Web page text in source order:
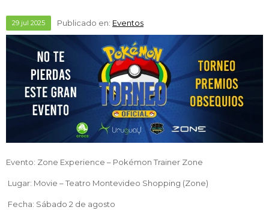
29 jul 2025 Publicado en: Eventos
Evento: Zone Experience – Pokémon Trainer Zone
Lugar: Movie – Teatro Montevideo Shopping (Zone)
Fecha: Sábado 2 de agosto